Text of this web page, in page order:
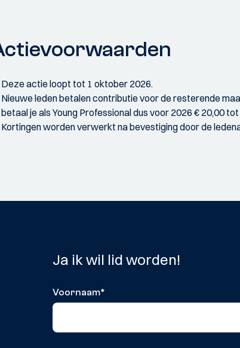
Deze actie loopt tot 1 oktober 2026.
Nieuwe leden betalen contributie voor de resterende
betaal je als Young Professional dus voor 2026 € 20,00
Kortingen worden verwerkt na bevestiging door de
Ja ik wil lid worden!
Voornaam*